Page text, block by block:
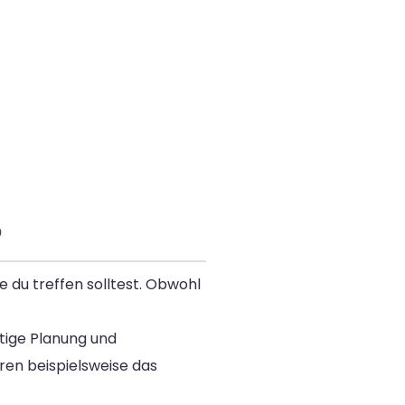
du treffen solltest. Obwohl
Planung und
beispielsweise das